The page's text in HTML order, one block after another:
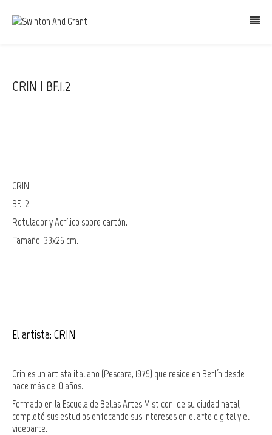
CRIN | BF.1.2
CRIN
BF.1.2
Rotulador y Acrílico sobre cartón.
Tamaño: 33x26 cm.
El artista: CRIN
Crin es un artista italiano (Pescara, 1979) que reside en Berlín desde
hace más de 10 años.
Formado en la Escuela de Bellas Artes Misticoni de su ciudad natal,
completó sus estudios enfocando sus intereses en el arte digital y el
videoarte.